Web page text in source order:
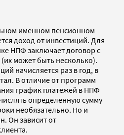
именном пенсионном
доход от инвестиций. Для
НПФ заключает договор с
может быть несколько).
начисляется раз в год, в
В отличие от программ
график платежей в НПФ
определенную сумму
необязательно. Но и
Он зависит от